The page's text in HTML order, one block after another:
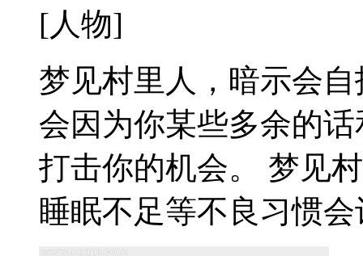
[人物]
梦见村里人，暗示会
会因为你某些多余的
打击你的机会。 梦见
睡眠不足等不良习惯